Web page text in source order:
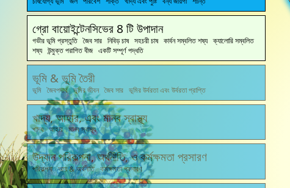
গ্রো বায়োইন্টেনসিভের 8 টি উপাদান
গভীর ভূমি প্রস্তুতি জৈব সার নিবিড় চাষ সহচরী চাষ কার্বন সম্বলিত শষ্য ক্যালোরি সম্বলিত
শষ্য উন্মুক্ত পরাগিত বীজ একটি সম্পূর্ণ পদ্ধতি
ভূমি & ভূমি তৈরী
ভূমি জৈবপদার্থ ভূমির জীবন জৈব সার ভূমির উর্বরতা এবং উর্বরতা প্রাপ্তি
খাদ্য, আহার, এবং মানব স্বাস্থ্য
খাদ্য আহার মানব স্বাস্থ্য
উদ্যান পরিকল্পনা, অর্থনীতি, ও কর্মক্ষমতা প্রসারণ
পরিকল্পনা আয় & অর্থনীতি কর্মক্ষমতা প্রসারণ